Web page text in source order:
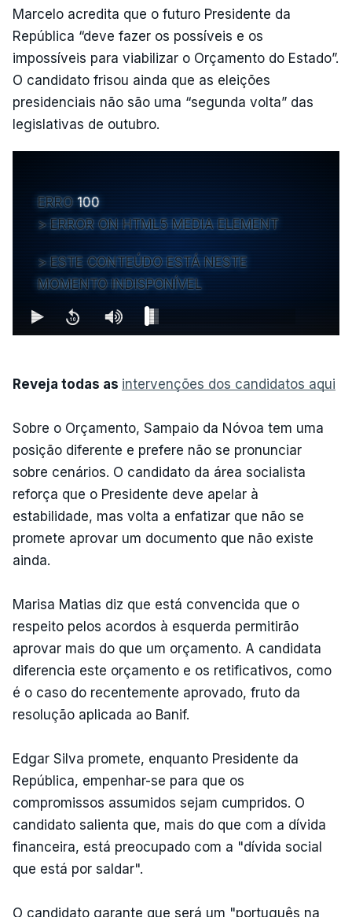
Marcelo acredita que o futuro Presidente da
República “deve fazer os possíveis e os
impossíveis para viabilizar o Orçamento do Estado”.
O candidato frisou ainda que as eleições
presidenciais não são uma “segunda volta” das
legislativas de outubro.
ERRO 100
ERROR ON HTML5 MEDIA ELEMENT
ESTE CONTEÚDO ESTÁ NESTE
MOMENTO INDISPONÍVEL
Reveja todas as intervenções dos candidatos aqui
Sobre o Orçamento, Sampaio da Nóvoa tem uma
posição diferente e prefere não se pronunciar
sobre cenários. O candidato da área socialista
reforça que o Presidente deve apelar à
estabilidade, mas volta a enfatizar que não se
promete aprovar um documento que não existe
ainda.
Marisa Matias diz que está convencida que o
respeito pelos acordos à esquerda permitirão
aprovar mais do que um orçamento. A candidata
diferencia este orçamento e os retificativos, como
é o caso do recentemente aprovado, fruto da
resolução aplicada ao Banif.
Edgar Silva promete, enquanto Presidente da
República, empenhar-se para que os
compromissos assumidos sejam cumpridos. O
candidato salienta que, mais do que com a dívida
financeira, está preocupado com a "dívida social
que está por saldar".
O candidato garante que será um "português na